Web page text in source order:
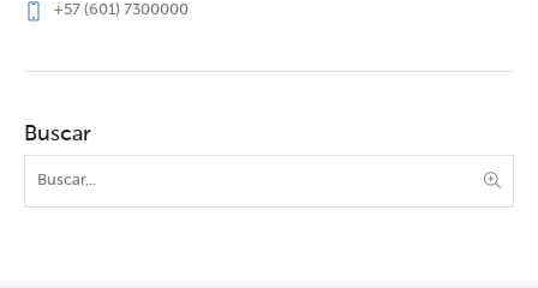
+57 (601) 7300000
Buscar